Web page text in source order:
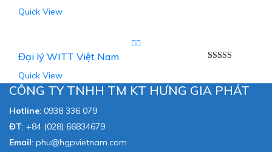
Quick View
sao
Đại lý WITT Việt Nam
Quick View
CÔNG TY TNHH TM KT HƯNG GIA PHÁT
Hotline: 0938 336 079
ĐT: +84 (028) 66834679
Email: phu@hgpvietnam.com